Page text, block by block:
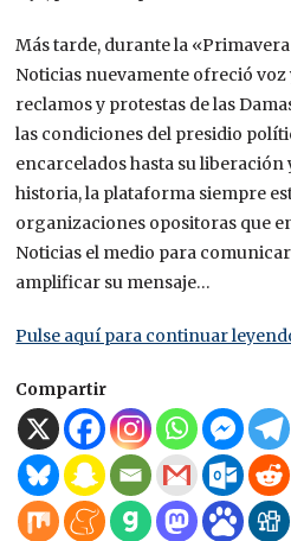
Más tarde, durante la
Noticias nuevamente ofreció voz
reclamos y protestas de las
las condiciones del presidio
encarcelados hasta su liberación
historia, la plataforma siempre
organizaciones opositoras que
Noticias el medio para
amplificar su mensaje…
Pulse aquí para continuar
Compartir